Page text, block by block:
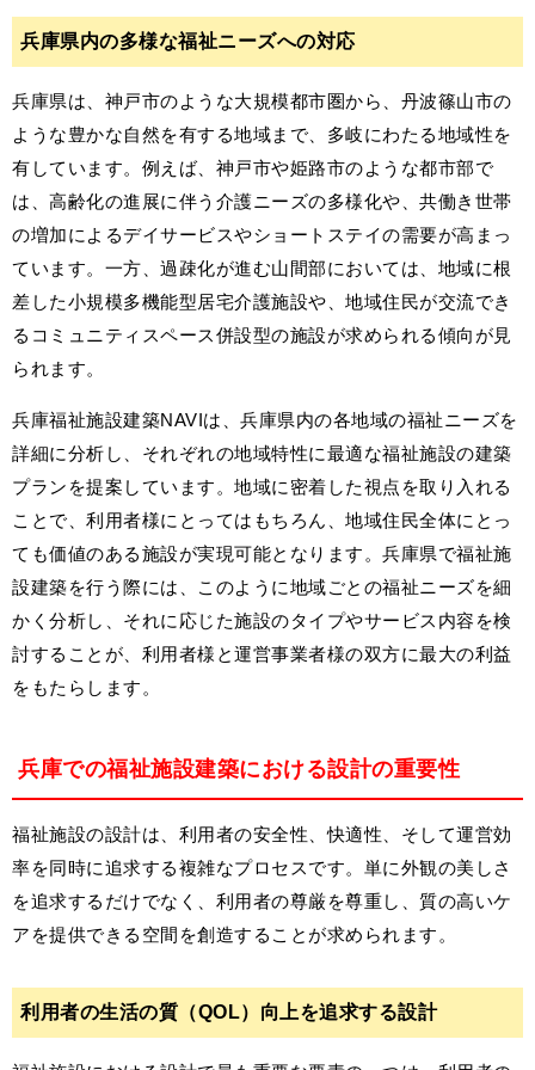
兵庫県内の多様な福祉ニーズへの対応
兵庫県は、神戸市のような大規模都市圏から、丹波篠山市の
ような豊かな自然を有する地域まで、多岐にわたる地域性を
有しています。例えば、神戸市や姫路市のような都市部で
は、高齢化の進展に伴う介護ニーズの多様化や、共働き世帯
の増加によるデイサービスやショートステイの需要が高まっ
ています。一方、過疎化が進む山間部においては、地域に根
差した小規模多機能型居宅介護施設や、地域住民が交流でき
るコミュニティスペース併設型の施設が求められる傾向が見
られます。
兵庫福祉施設建築NAVIは、兵庫県内の各地域の福祉ニーズを
詳細に分析し、それぞれの地域特性に最適な福祉施設の建築
プランを提案しています。地域に密着した視点を取り入れる
ことで、利用者様にとってはもちろん、地域住民全体にとっ
ても価値のある施設が実現可能となります。兵庫県で福祉施
設建築を行う際には、このように地域ごとの福祉ニーズを細
かく分析し、それに応じた施設のタイプやサービス内容を検
討することが、利用者様と運営事業者様の双方に最大の利益
をもたらします。
兵庫での福祉施設建築における設計の重要性
福祉施設の設計は、利用者の安全性、快適性、そして運営効
率を同時に追求する複雑なプロセスです。単に外観の美しさ
を追求するだけでなく、利用者の尊厳を尊重し、質の高いケ
アを提供できる空間を創造することが求められます。
利用者の生活の質（QOL）向上を追求する設計